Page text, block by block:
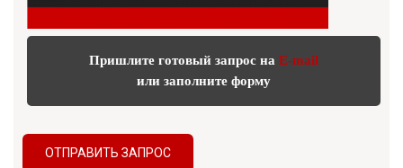
Пришлите готовый запрос на E-mail
или заполните форму
ОТПРАВИТЬ ЗАПРОС